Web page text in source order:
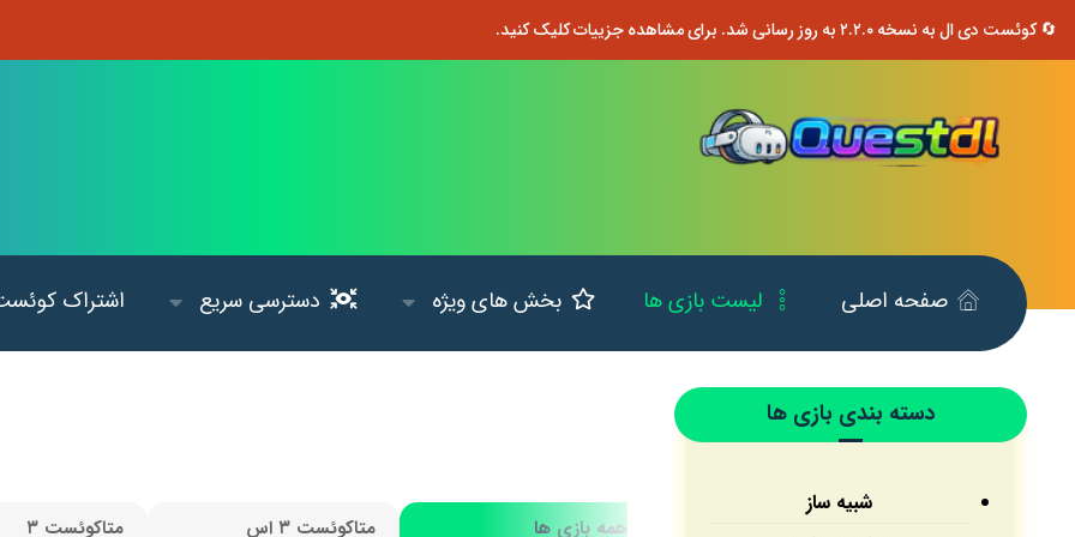
🔄 کوئست دی ال به نسخه ۲.۲.۰ به روز رسانی شد. برای مشاهده جزییات کلیک کنید.
صفحه اصلی لیست بازی ها بخش های ویژه دسترسی سریع اشتراک
همه بازی ها متاکوئست ۳ اس متاکوئست ۳
دسته بندی بازی ها
شبیه ساز